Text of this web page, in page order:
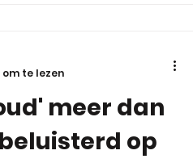
meer dan
op
om te lezen